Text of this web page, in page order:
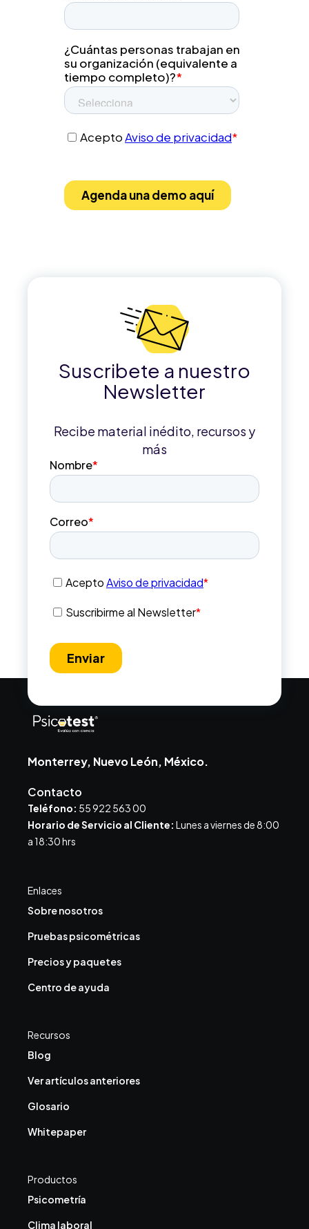
Suscribete a nuestro
Newsletter
Recibe material inédito, recursos y
más
Monterrey, Nuevo León, México.
Contacto
Teléfono: 55 922 563 00
Horario de Servicio al Cliente: Lunes a viernes de 8:00
a 18:30 hrs
Enlaces
Sobre nosotros
Pruebas psicométricas
Precios y paquetes
Centro de ayuda
Recursos
Blog
Ver artículos anteriores
Glosario
Whitepaper
Productos
Psicometría
Clima laboral